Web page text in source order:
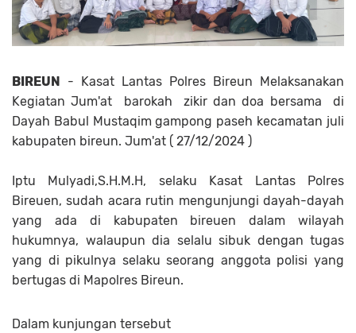
BIREUN - Kasat Lantas Polres Bireun Melaksanakan
Kegiatan Jum'at barokah zikir dan doa bersama di
Dayah Babul Mustaqim gampong paseh kecamatan juli
kabupaten bireun. Jum'at ( 27/12/2024 )
Iptu Mulyadi,S.H.M.H, selaku Kasat Lantas Polres
Bireuen, sudah acara rutin mengunjungi dayah-dayah
yang ada di kabupaten bireuen dalam wilayah
hukumnya, walaupun dia selalu sibuk dengan tugas
yang di pikulnya selaku seorang anggota polisi yang
bertugas di Mapolres Bireun.
Dalam kunjungan tersebut